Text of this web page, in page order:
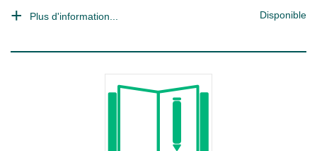
Plus d'information... Disponible